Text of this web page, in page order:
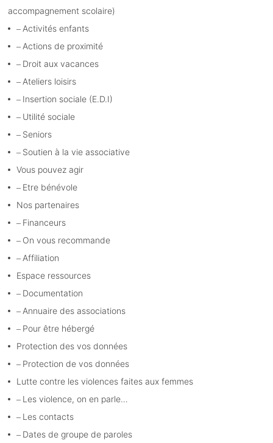
accompagnement scolaire)
Activités enfants
Actions de proximité
Droit aux vacances
Ateliers loisirs
Insertion sociale (E.D.I)
Utilité sociale
Seniors
Soutien à la vie associative
Vous pouvez agir
Etre bénévole
Nos partenaires
Financeurs
On vous recommande
Affiliation
Espace ressources
Documentation
Annuaire des associations
Pour être hébergé
Protection des vos données
Protection de vos données
Lutte contre les violences faites aux femmes
Les violence, on en parle…
Les contacts
Dates de groupe de paroles